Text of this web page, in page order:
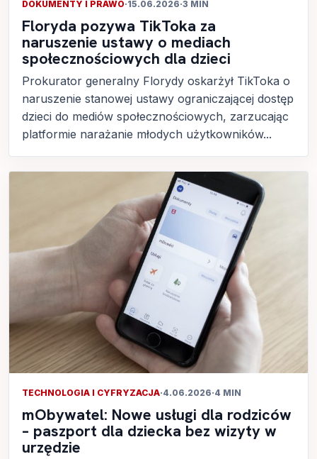
DOKUMENTY I PRAWO·15.06.2026·3 MIN
Floryda pozywa TikToka za
naruszenie ustawy o mediach
społecznościowych dla dzieci
Prokurator generalny Florydy oskarżył TikToka o
naruszenie stanowej ustawy ograniczającej dostęp
dzieci do mediów społecznościowych, zarzucając
platformie narażanie młodych użytkowników...
TECHNOLOGIA I CYFRYZACJA·4.06.2026·4 MIN
mObywatel: Nowe usługi dla rodziców
– paszport dla dziecka bez wizyty w
urzędzie